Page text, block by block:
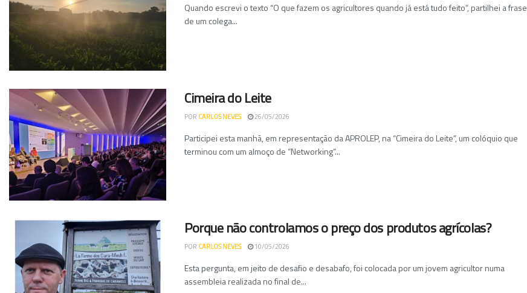
Quando escrevi o texto “O que fazem os agricultores quando já está tudo feito”, partilhei a frase
de um colega...
Cimeira do Leite
POR CARLOS NEVES 26/05/2026
Participei esta manhã, em representação da APROLEP, na “Cimeira do Leite”, um colóquio que
terminou com um almoço de “Networking”...
Porque não controlamos o preço dos produtos agrícolas?
POR CARLOS NEVES 10/05/2026
Esta pergunta, em jeito de desafio e desabafo, foi colocada por um jovem agricultor numa
assembleia realizada no final de...